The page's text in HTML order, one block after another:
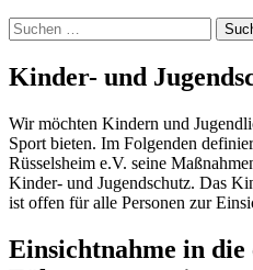
Suchen
nach:
Kinder- und
Wir möchten Kindern und
Sport bieten. Im Folgenden
Rüsselsheim e.V. seine
Kinder- und Jugendschutz. Das
ist offen für alle Personen zur
Einsichtnahme in